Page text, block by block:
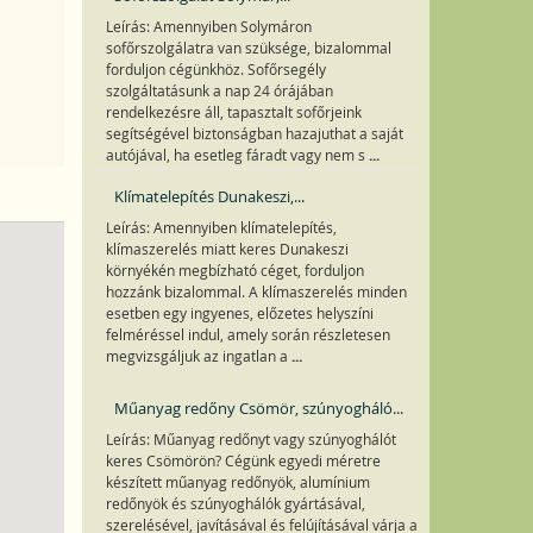
Leírás: Amennyiben Solymáron
sofőrszolgálatra van szüksége, bizalommal
forduljon cégünkhöz. Sofőrsegély
szolgáltatásunk a nap 24 órájában
rendelkezésre áll, tapasztalt sofőrjeink
segítségével biztonságban hazajuthat a saját
autójával, ha esetleg fáradt vagy nem s ...
Klímatelepítés Dunakeszi,...
Leírás: Amennyiben klímatelepítés,
klímaszerelés miatt keres Dunakeszi
környékén megbízható céget, forduljon
hozzánk bizalommal. A klímaszerelés minden
esetben egy ingyenes, előzetes helyszíni
felméréssel indul, amely során részletesen
megvizsgáljuk az ingatlan a ...
Műanyag redőny Csömör, szúnyogháló...
Leírás: Műanyag redőnyt vagy szúnyoghálót
keres Csömörön? Cégünk egyedi méretre
készített műanyag redőnyök, alumínium
redőnyök és szúnyoghálók gyártásával,
szerelésével, javításával és felújításával várja a